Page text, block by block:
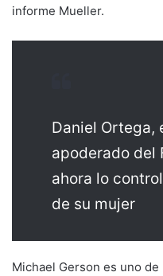
informe Mueller.
Daniel Ortega,
apoderado del
ahora lo
de su mujer
Michael Gerson es uno